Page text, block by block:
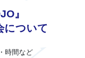
』
について
時間など